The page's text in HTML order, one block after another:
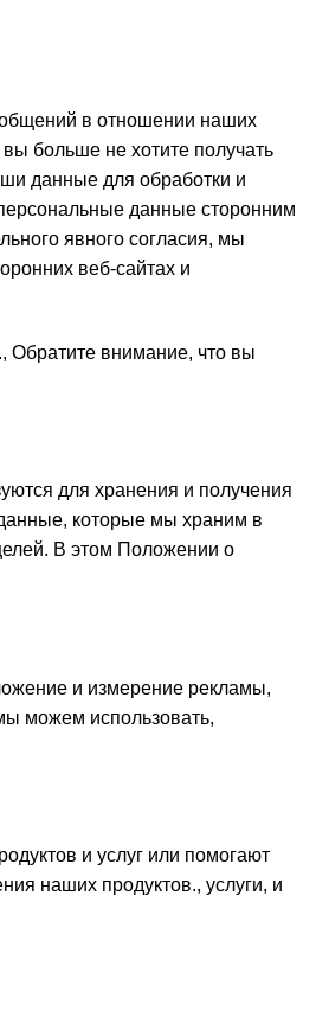
в отношении наших
больше не хотите получать
данные для обработки и
данные сторонним
явного согласия, мы
веб-сайтах и
внимание, что вы
для хранения и получения
которые мы храним в
В этом Положении о
и измерение рекламы,
можем использовать,
и услуг или помогают
наших продуктов., услуги, и